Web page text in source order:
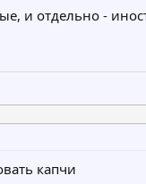
и отдельно -
капчи